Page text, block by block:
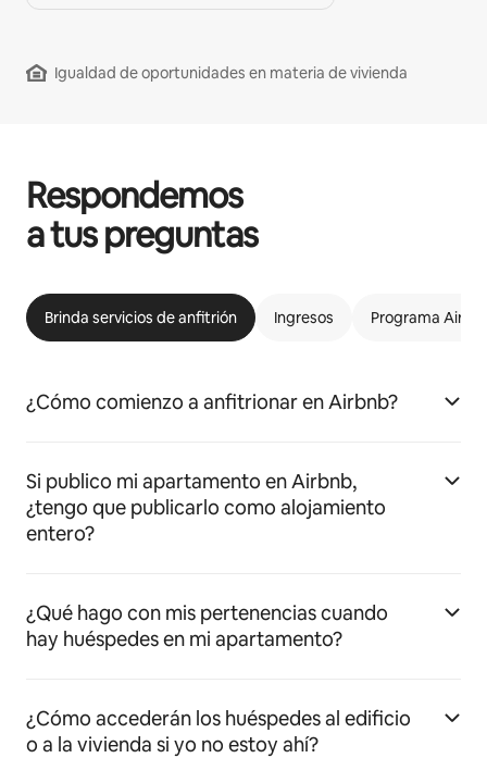
Igualdad de oportunidades en materia de vivienda
Respondemos
a tus preguntas
Brinda servicios de anfitrión Ingresos Programa
¿Cómo comienzo a anfitrionar en Airbnb?
Si publico mi apartamento en Airbnb,
¿tengo que publicarlo como alojamiento
entero?
¿Qué hago con mis pertenencias cuando
hay huéspedes en mi apartamento?
¿Cómo accederán los huéspedes al edificio
o a la vivienda si yo no estoy ahí?